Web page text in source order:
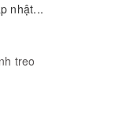
nhật...
treo